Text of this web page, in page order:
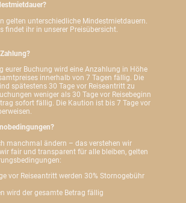
gelten unterschiedliche Mindestmietdauern.
findet ihr in unserer Preisübersicht.
eurer Buchung wird eine Anzahlung in Höhe
innerhalb von 7 Tagen fällig. Die
spätestens 30 Tage vor Reiseantritt zu
weniger als 30 Tage vor Reisebeginn
sofort fällig. Die Kaution ist bis 7 Tage vor
manchmal ändern – das verstehen wir
fair und transparent für alle bleiben, gelten
vor Reiseantritt werden 30% Stornogebühr
wird der gesamte Betrag fällig